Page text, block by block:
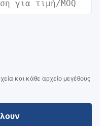
και κάθε αρχείο μεγέθους